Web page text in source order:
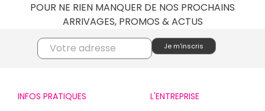
POUR NE RIEN MANQUER DE NOS PROCHAINS
ARRIVAGES, PROMOS & ACTUS
INFOS PRATIQUES L'ENTREPRISE